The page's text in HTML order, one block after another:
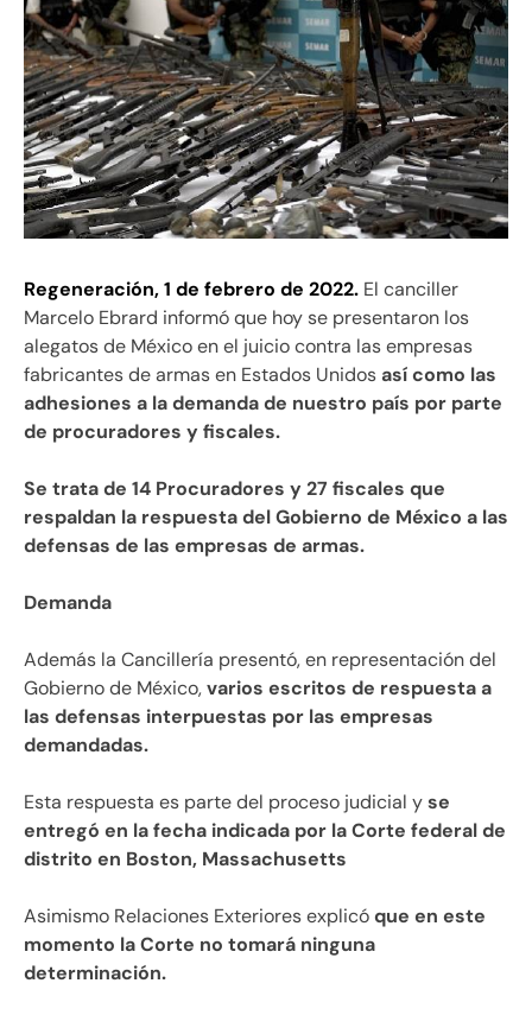
Regeneración, 1 de febrero de 2022. El canciller
Marcelo Ebrard informó que hoy se presentaron los
alegatos de México en el juicio contra las empresas
fabricantes de armas en Estados Unidosasí como las
adhesiones a la demanda de nuestro país por parte
de procuradores y fiscales.
Se trata de 14 Procuradores y 27 fiscales que
respaldan la respuesta del Gobierno de México a las
defensas de las empresas de armas.
Demanda
Además la Cancillería presentó, en representación del
Gobierno de México,varios escritos de respuesta a
las defensas interpuestas por las empresas
demandadas.
Esta respuesta es parte del proceso judicial yse
entregó en la fecha indicada por la Corte federal de
distrito en Boston, Massachusetts
Asimismo Relaciones Exteriores explicóque en este
momento la Corte no tomará ninguna
determinación.